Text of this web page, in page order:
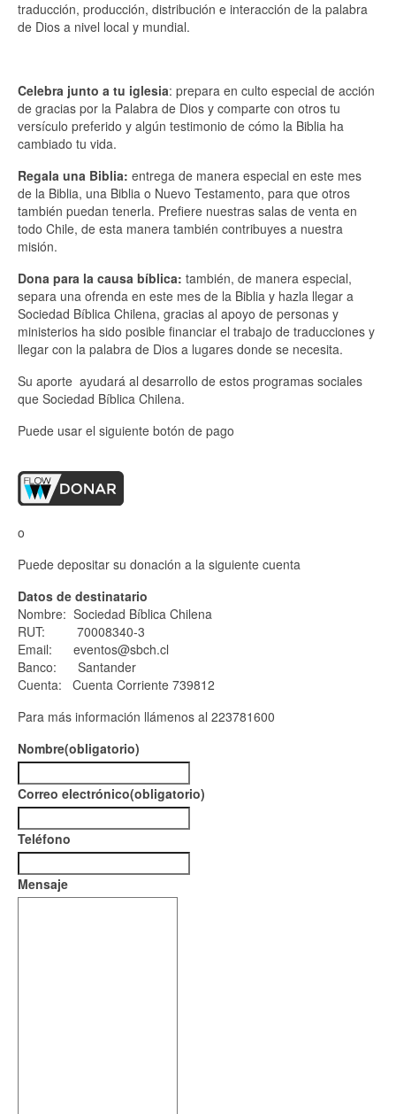
traducción, producción, distribución e interacción de la palabra
de Dios a nivel local y mundial.
Celebra junto a tu iglesia: prepara en culto especial de acción
de gracias por la Palabra de Dios y comparte con otros tu
versículo preferido y algún testimonio de cómo la Biblia ha
cambiado tu vida.
Regala una Biblia: entrega de manera especial en este mes
de la Biblia, una Biblia o Nuevo Testamento, para que otros
también puedan tenerla. Prefiere nuestras salas de venta en
todo Chile, de esta manera también contribuyes a nuestra
misión.
Dona para la causa bíblica: también, de manera especial,
separa una ofrenda en este mes de la Biblia y hazla llegar a
Sociedad Bíblica Chilena, gracias al apoyo de personas y
ministerios ha sido posible financiar el trabajo de traducciones y
llegar con la palabra de Dios a lugares donde se necesita.
Su aporte ayudará al desarrollo de estos programas sociales
que Sociedad Bíblica Chilena.
Puede usar el siguiente botón de pago
o
Puede depositar su donación a la siguiente cuenta
Datos de destinatario
Nombre: Sociedad Bíblica Chilena
RUT: 70008340-3
Email: eventos@sbch.cl
Banco: Santander
Cuenta: Cuenta Corriente 739812
Para más información llámenos al 223781600
Nombre(obligatorio)
Correo electrónico(obligatorio)
Teléfono
Mensaje